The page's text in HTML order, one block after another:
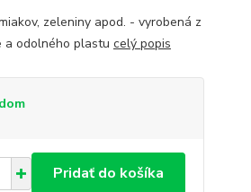
zeleniny apod. - vyrobená z
a odolného plastu celý popis
Pridať do košíka